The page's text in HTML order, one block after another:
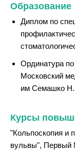
Образование
Диплом по
Ординатура по
Московский
им Семашко Н.
Курсы
"Кольпоскопия и
вульвы", Первый